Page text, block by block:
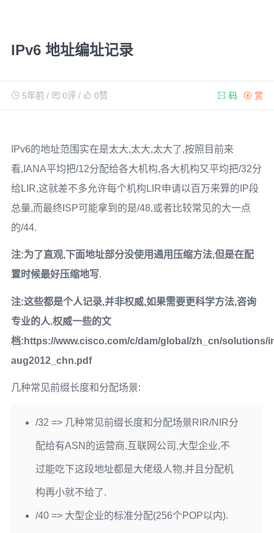
IPv6 地址编址记录
5年前/ 0评/ 0赞 赏
码
IPv6的地址范围实在是太大,太大,太大了,按照目前来
看,IANA平均把/12分配给各大机构,各大机构又平均把/32分
给LIR,这就差不多允许每个机构LIR申请以百万来算的IP段
总量,而最终ISP可能拿到的是/48,或者比较常见的大一点
的/44.
注:为了直观,下面地址部分没使用通用压缩方法,但是在配
置时候最好压缩地写.
注:这些都是个人记录,并非权威,如果需要更科学方法,咨询
专业的人.权威一些的文
档:https://www.cisco.com/c/dam/global/zh_cn/
aug2012_chn.pdf
几种常见前缀长度和分配场景:
/32 => 几种常见前缀长度和分配场景RIR/NIR分
配给有ASN的运营商,互联网公司,大型企业,不
过能吃下这段地址都是大佬级人物,并且分配机
构再小就不给了.
/40 => 大型企业的标准分配(256个POP以内).